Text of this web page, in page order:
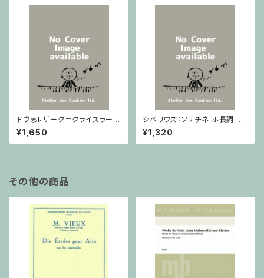
ドヴォルザーク＝クライスラー：
スラヴ幻想曲 ロ短調 from Op.
55-4, Op.75 / ヴァイオリンと
ピアノ
¥1,650
シベリウス：ソナチネ ホ長調 O
p.80 / ヴァイオリンとピアノ
¥1,320
その他の商品